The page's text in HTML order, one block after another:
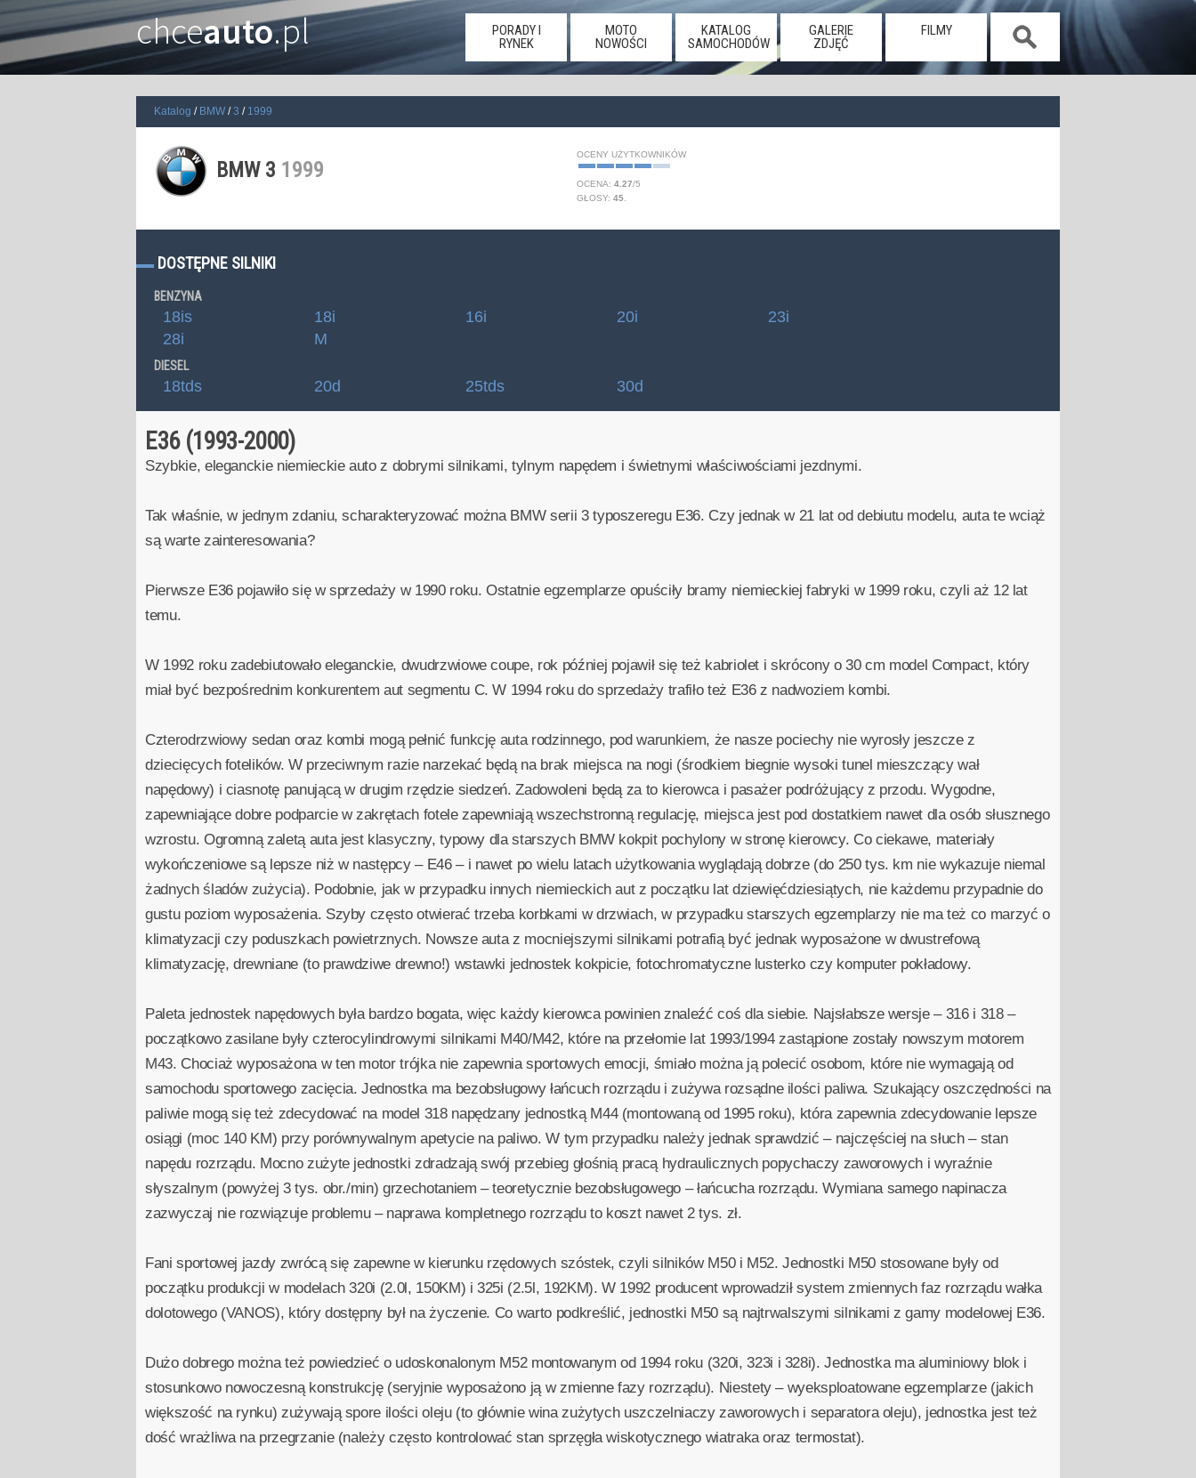
chceauto.pl
PORADY I
RYNEK
MOTO
NOWOŚCI
KATALOG
SAMOCHODÓW
GALERIE
ZDJĘĆ
FILMY
Katalog BMW 3 1999
BMW 3 1999
OCENY UŻYTKOWNIKÓW
OCENA: 4.27/5
GŁOSY: 45
DOSTĘPNE SILNIKI
BENZYNA
18is 18i 16i 20i
23i
28i
M
DIESEL
18tds 20d 25tds 30d
E36 (1993-2000)
Szybkie, eleganckie niemieckie auto z dobrymi silnikami, tylnym napędem i świetnymi właściwościami jezdnymi.
Tak właśnie, w jednym zdaniu, scharakteryzować można BMW serii 3 typoszeregu E36. Czy jednak w 21 lat od debiutu modelu, auta te wciąż
są warte zainteresowania?
Pierwsze E36 pojawiło się w sprzedaży w 1990 roku. Ostatnie egzemplarze opuściły bramy niemieckiej fabryki w 1999 roku, czyli aż 12 lat
temu.
W 1992 roku zadebiutowało eleganckie, dwudrzwiowe coupe, rok później pojawił się też kabriolet i skrócony o 30 cm model Compact, który
miał być bezpośrednim konkurentem aut segmentu C. W 1994 roku do sprzedaży trafiło też E36 z nadwoziem kombi.
Czterodrzwiowy sedan oraz kombi mogą pełnić funkcję auta rodzinnego, pod warunkiem, że nasze pociechy nie wyrosły jeszcze z
dziecięcych fotelików. W przeciwnym razie narzekać będą na brak miejsca na nogi (środkiem biegnie wysoki tunel mieszczący wał
napędowy) i ciasnotę panującą w drugim rzędzie siedzeń. Zadowoleni będą za to kierowca i pasażer podróżujący z przodu. Wygodne,
zapewniające dobre podparcie w zakrętach fotele zapewniają wszechstronną regulację, miejsca jest pod dostatkiem nawet dla osób słusznego
wzrostu. Ogromną zaletą auta jest klasyczny, typowy dla starszych BMW kokpit pochylony w stronę kierowcy. Co ciekawe, materiały
wykończeniowe są lepsze niż w następcy – E46 – i nawet po wielu latach użytkowania wyglądają dobrze (do 250 tys. km nie wykazuje niemal
żadnych śladów zużycia). Podobnie, jak w przypadku innych niemieckich aut z początku lat dziewięćdziesiątych, nie każdemu przypadnie do
gustu poziom wyposażenia. Szyby często otwierać trzeba korbkami w drzwiach, w przypadku starszych egzemplarzy nie ma też co marzyć o
klimatyzacji czy poduszkach powietrznych. Nowsze auta z mocniejszymi silnikami potrafią być jednak wyposażone w dwustrefową
klimatyzację, drewniane (to prawdziwe drewno!) wstawki jednostek kokpicie, fotochromatyczne lusterko czy komputer pokładowy.
Paleta jednostek napędowych była bardzo bogata, więc każdy kierowca powinien znaleźć coś dla siebie. Najsłabsze wersje – 316 i 318 –
początkowo zasilane były czterocylindrowymi silnikami M40/M42, które na przełomie lat 1993/1994 zastąpione zostały nowszym motorem
M43. Chociaż wyposażona w ten motor trójka nie zapewnia sportowych emocji, śmiało można ją polecić osobom, które nie wymagają od
samochodu sportowego zacięcia. Jednostka ma bezobsługowy łańcuch rozrządu i zużywa rozsądne ilości paliwa. Szukający oszczędności na
paliwie mogą się też zdecydować na model 318 napędzany jednostką M44 (montowaną od 1995 roku), która zapewnia zdecydowanie lepsze
osiągi (moc 140 KM) przy porównywalnym apetycie na paliwo. W tym przypadku należy jednak sprawdzić – najczęściej na słuch – stan
napędu rozrządu. Mocno zużyte jednostki zdradzają swój przebieg głośnią pracą hydraulicznych popychaczy zaworowych i wyraźnie
słyszalnym (powyżej 3 tys. obr./min) grzechotaniem – teoretycznie bezobsługowego – łańcucha rozrządu. Wymiana samego napinacza
zazwyczaj nie rozwiązuje problemu – naprawa kompletnego rozrządu to koszt nawet 2 tys. zł.
Fani sportowej jazdy zwrócą się zapewne w kierunku rzędowych szóstek, czyli silników M50 i M52. Jednostki M50 stosowane były od
początku produkcji w modelach 320i (2.0l, 150KM) i 325i (2.5l, 192KM). W 1992 producent wprowadził system zmiennych faz rozrządu wałka
dolotowego (VANOS), który dostępny był na życzenie. Co warto podkreślić, jednostki M50 są najtrwalszymi silnikami z gamy modelowej E36.
Dużo dobrego można też powiedzieć o udoskonalonym M52 montowanym od 1994 roku (320i, 323i i 328i). Jednostka ma aluminiowy blok i
stosunkowo nowoczesną konstrukcję (seryjnie wyposażono ją w zmienne fazy rozrządu). Niestety – wyeksploatowane egzemplarze (jakich
większość na rynku) zużywają spore ilości oleju (to głównie wina zużytych uszczelniaczy zaworowych i separatora oleju), jednostka jest też
dość wrażliwa na przegrzanie (należy często kontrolować stan sprzęgła wiskotycznego wiatraka oraz termostat).